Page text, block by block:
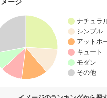
ージ
ナチュラ
シンプル
アットホ
キュート
モダン
その他